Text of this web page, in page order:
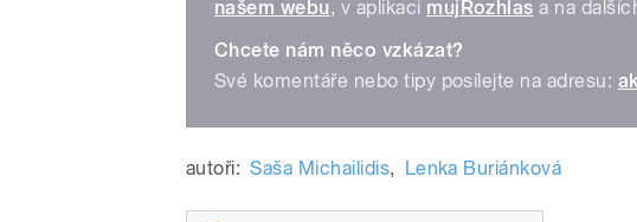
našem webu, v aplikaci mujRozhlas a na
Chcete nám něco vzkázat?
Své komentáře nebo tipy posílejte na adresu:
autoři: Saša Michailidis, Lenka Buriánková